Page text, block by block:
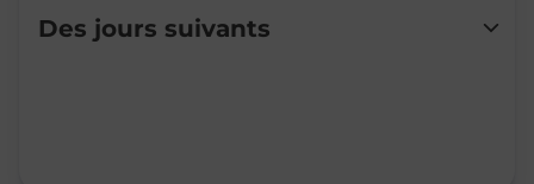
Lundi
Fermé
Des jours suivants